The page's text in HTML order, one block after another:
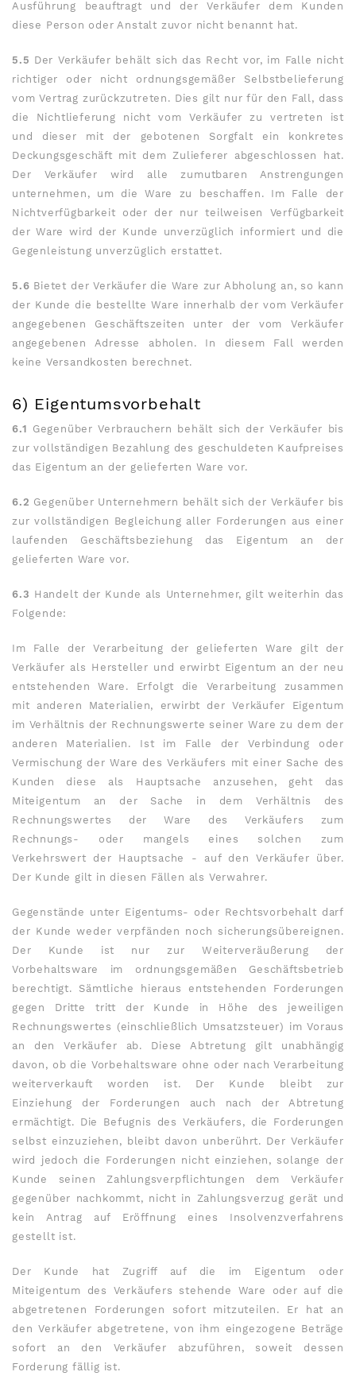
Ausführung beauftragt und der Verkäufer dem Kunden
diese Person oder Anstalt zuvor nicht benannt hat.
5.5 Der Verkäufer behält sich das Recht vor, im Falle nicht
richtiger oder nicht ordnungsgemäßer Selbstbelieferung
vom Vertrag zurückzutreten. Dies gilt nur für den Fall, dass
die Nichtlieferung nicht vom Verkäufer zu vertreten ist
und dieser mit der gebotenen Sorgfalt ein konkretes
Deckungsgeschäft mit dem Zulieferer abgeschlossen hat.
Der Verkäufer wird alle zumutbaren Anstrengungen
unternehmen, um die Ware zu beschaffen. Im Falle der
Nichtverfügbarkeit oder der nur teilweisen Verfügbarkeit
der Ware wird der Kunde unverzüglich informiert und die
Gegenleistung unverzüglich erstattet.
5.6 Bietet der Verkäufer die Ware zur Abholung an, so kann
der Kunde die bestellte Ware innerhalb der vom Verkäufer
angegebenen Geschäftszeiten unter der vom Verkäufer
angegebenen Adresse abholen. In diesem Fall werden
keine Versandkosten berechnet.
6) Eigentumsvorbehalt
6.1 Gegenüber Verbrauchern behält sich der Verkäufer bis
zur vollständigen Bezahlung des geschuldeten Kaufpreises
das Eigentum an der gelieferten Ware vor.
6.2 Gegenüber Unternehmern behält sich der Verkäufer bis
zur vollständigen Begleichung aller Forderungen aus einer
laufenden Geschäftsbeziehung das Eigentum an der
gelieferten Ware vor.
6.3 Handelt der Kunde als Unternehmer, gilt weiterhin das
Folgende:
Im Falle der Verarbeitung der gelieferten Ware gilt der
Verkäufer als Hersteller und erwirbt Eigentum an der neu
entstehenden Ware. Erfolgt die Verarbeitung zusammen
mit anderen Materialien, erwirbt der Verkäufer Eigentum
im Verhältnis der Rechnungswerte seiner Ware zu dem der
anderen Materialien. Ist im Falle der Verbindung oder
Vermischung der Ware des Verkäufers mit einer Sache des
Kunden diese als Hauptsache anzusehen, geht das
Miteigentum an der Sache in dem Verhältnis des
Rechnungswertes der Ware des Verkäufers zum
Rechnungs- oder mangels eines solchen zum
Verkehrswert der Hauptsache - auf den Verkäufer über.
Der Kunde gilt in diesen Fällen als Verwahrer.
Gegenstände unter Eigentums- oder Rechtsvorbehalt darf
der Kunde weder verpfänden noch sicherungsübereignen.
Der Kunde ist nur zur Weiterveräußerung der
Vorbehaltsware im ordnungsgemäßen Geschäftsbetrieb
berechtigt. Sämtliche hieraus entstehenden Forderungen
gegen Dritte tritt der Kunde in Höhe des jeweiligen
Rechnungswertes (einschließlich Umsatzsteuer) im Voraus
an den Verkäufer ab. Diese Abtretung gilt unabhängig
davon, ob die Vorbehaltsware ohne oder nach Verarbeitung
weiterverkauft worden ist. Der Kunde bleibt zur
Einziehung der Forderungen auch nach der Abtretung
ermächtigt. Die Befugnis des Verkäufers, die Forderungen
selbst einzuziehen, bleibt davon unberührt. Der Verkäufer
wird jedoch die Forderungen nicht einziehen, solange der
Kunde seinen Zahlungsverpflichtungen dem Verkäufer
gegenüber nachkommt, nicht in Zahlungsverzug gerät und
kein Antrag auf Eröffnung eines Insolvenzverfahrens
gestellt ist.
Der Kunde hat Zugriff auf die im Eigentum oder
Miteigentum des Verkäufers stehende Ware oder auf die
abgetretenen Forderungen sofort mitzuteilen. Er hat an
den Verkäufer abgetretene, von ihm eingezogene Beträge
sofort an den Verkäufer abzuführen, soweit dessen
Forderung fällig ist.